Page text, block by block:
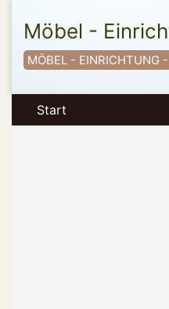
Möbel -
MÖBEL - EINRICHTUNG
Start